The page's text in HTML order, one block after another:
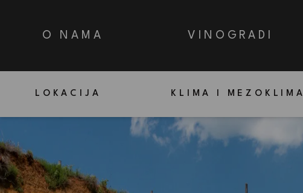
O NAMA VINOGRADI
LOKACIJA KLIMA I MEZOKLIMA